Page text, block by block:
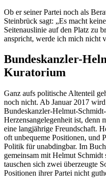
Ob er seiner Partei noch als
Steinbrück sagt: „Es macht
Seitenauslinie auf den Platz zu
anspricht, werde ich mich nicht
Bundeskanzler-
Kuratorium
Ganz aufs politische Altenteil
noch nicht. Ab Januar 2017
Bundeskanzler-Helmut-
Herzensangelegenheit ist, denn
eine langjährige Freundschaft.
oft unbequeme Positionen, und
Politik für unabdingbar. Im
gemeinsam mit Helmut
tauschen sich zwei überzeugte
Positionen ihrer Partei nicht